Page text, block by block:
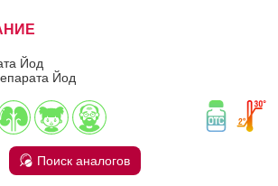
Йод
Йод
Поиск аналогов